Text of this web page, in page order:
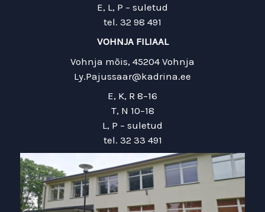
E, L, P – suletud
tel. 32 98 491
VOHNJA FILIAAL
Vohnja mõis, 45204 Vohnja
Ly.Pajussaar@kadrina.ee
E, K, R 8–16
T, N 10–18
L, P – suletud
tel. 32 33 491